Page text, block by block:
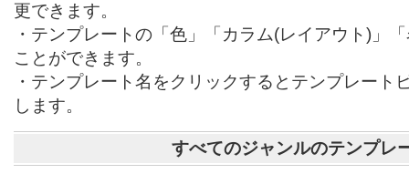
更できます。
・テンプレートの「色」「カラム(レイアウト)」
ことができます。
・テンプレート名をクリックするとテンプレート
します。
すべてのジャンルのテンプレ